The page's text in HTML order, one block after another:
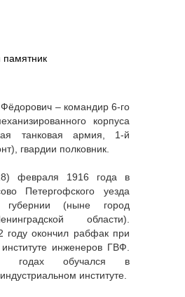
памятник
– командир 6-го
корпуса
танковая армия, 1-й
гвардии полковник.
февраля 1916 года в
Петергофского уезда
губернии (ныне город
области).
году окончил рабфак при
инженеров ГВФ.
годах обучался в
институте.